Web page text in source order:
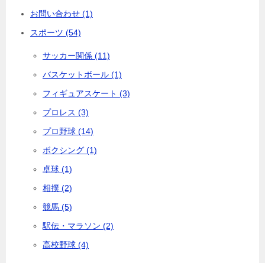
お問い合わせ (1)
スポーツ (54)
サッカー関係 (11)
バスケットボール (1)
フィギュアスケート (3)
プロレス (3)
プロ野球 (14)
ボクシング (1)
卓球 (1)
相撲 (2)
競馬 (5)
駅伝・マラソン (2)
高校野球 (4)